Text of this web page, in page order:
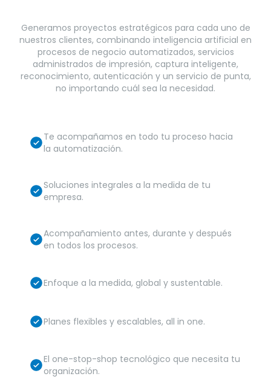
Generamos proyectos estratégicos para cada uno de
nuestros clientes, combinando inteligencia artificial en
procesos de negocio automatizados, servicios
administrados de impresión, captura inteligente,
reconocimiento, autenticación y un servicio de punta,
no importando cuál sea la necesidad.
Te acompañamos en todo tu proceso hacia
la automatización.
Soluciones integrales a la medida de tu
empresa.
Acompañamiento antes, durante y después
en todos los procesos.
Enfoque a la medida, global y sustentable.
Planes flexibles y escalables, all in one.
El one-stop-shop tecnológico que necesita tu
organización.